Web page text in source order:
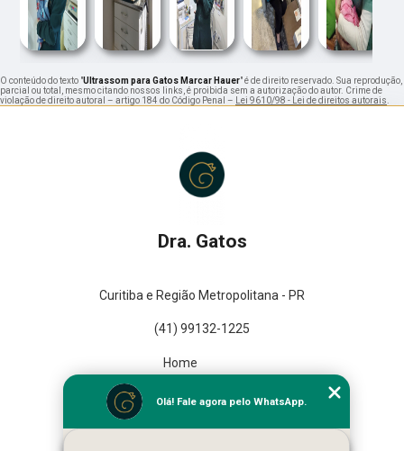
O conteúdo do texto "Ultrassom para Gatos Marcar Hauer" é de direito reservado. Sua reprodução,
parcial ou total, mesmo citando nossos links, é proibida sem a autorização do autor. Crime de
violação de direito autoral – artigo 184 do Código Penal – Lei 9610/98 - Lei de direitos autorais.
Dra. Gatos
Curitiba e Região Metropolitana - PR
(41) 99132-1225
Home
Missão
Serviços
Olá! Fale agora pelo WhatsApp.